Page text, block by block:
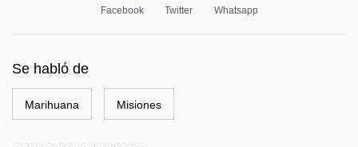
Facebook Twitter Whatsapp
Se habló de
Marihuana Misiones